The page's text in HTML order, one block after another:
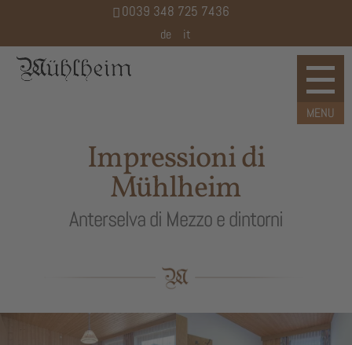
0039 348 725 7436
de it
Impressioni di
Mühlheim
Anterselva di Mezzo e dintorni